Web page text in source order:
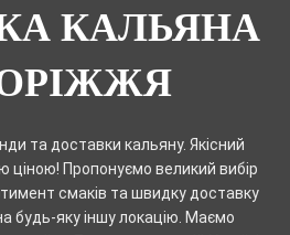
КАЛЬЯНА
та доставки кальяну. Якісний
ціною! Пропонуємо великий вибір
смаків та швидку доставку
будь-яку іншу локацію. Маємо